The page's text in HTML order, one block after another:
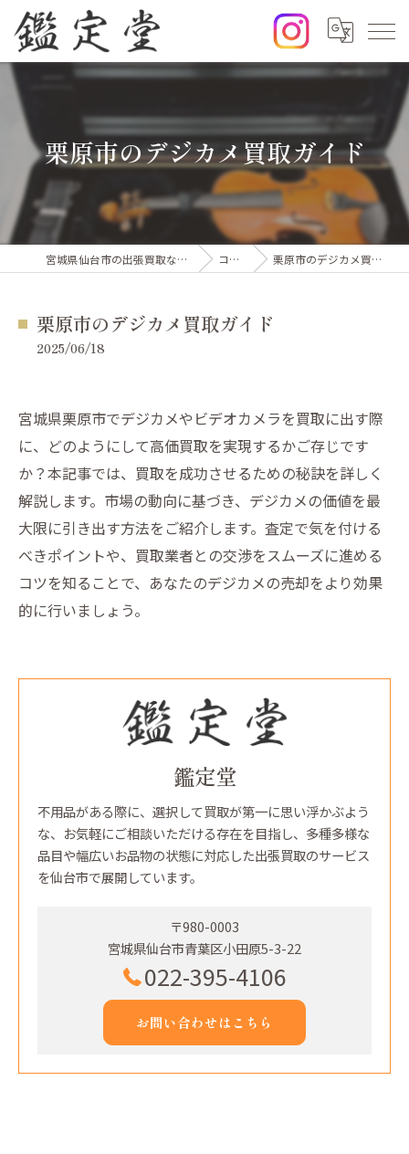
栗原市のデジカメ買取ガイド
宮城県仙台市の出張買取なら鑑定堂 コラム 栗原市のデジカメ買取ガイド
栗原市のデジカメ買取ガイド
2025/06/18
宮城県栗原市でデジカメやビデオカメラを買取に出す際
に、どのようにして高価買取を実現するかご存じです
か？本記事では、買取を成功させるための秘訣を詳しく
解説します。市場の動向に基づき、デジカメの価値を最
大限に引き出す方法をご紹介します。査定で気を付ける
べきポイントや、買取業者との交渉をスムーズに進める
コツを知ることで、あなたのデジカメの売却をより効果
的に行いましょう。
鑑定堂
不用品がある際に、選択して買取が第一に思い浮かぶよう
な、お気軽にご相談いただける存在を目指し、多種多様な
品目や幅広いお品物の状態に対応した出張買取のサービス
を仙台市で展開しています。
〒980-0003
宮城県仙台市青葉区小田原5-3-22
022-395-4106
お問い合わせはこちら